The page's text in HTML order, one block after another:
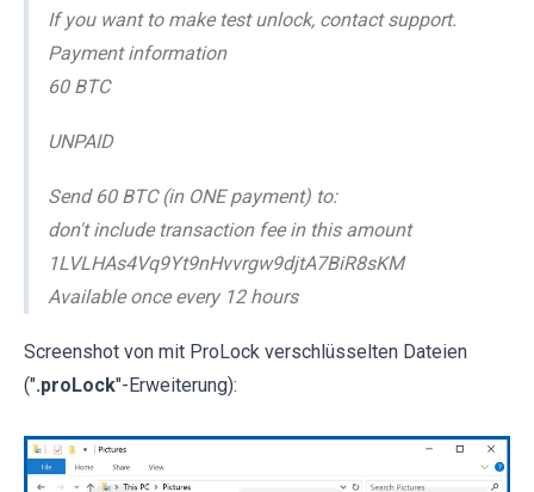
If you want to make test unlock, contact support.
Payment information
60 BTC
UNPAID
Send 60 BTC (in ONE payment) to:
don't include transaction fee in this amount
1LVLHAs4Vq9Yt9nHvvrgw9djtA7BiR8sKM
Available once every 12 hours
Screenshot von mit ProLock verschlüsselten Dateien
(".proLock"-Erweiterung):